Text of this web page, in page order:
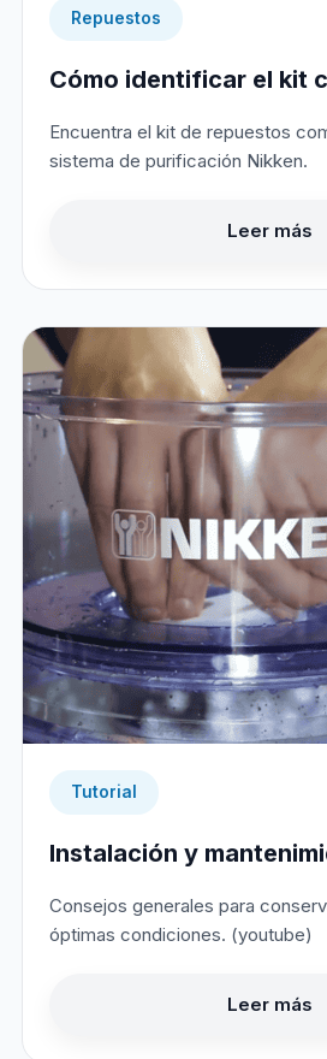
Repuestos
Cómo identificar el kit
Encuentra el kit de repuestos
sistema de purificación Nikken.
Leer más
Tutorial
Instalación y
Consejos generales para
óptimas condiciones. (youtube)
Leer más